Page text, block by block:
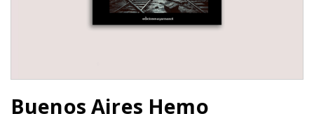
Buenos Aires Hemo